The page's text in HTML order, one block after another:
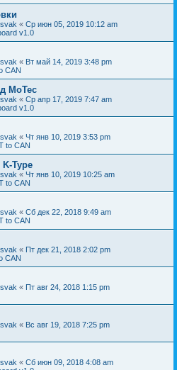
« Ср июн 05, 2019 10:12 am
v1.0
« Вт май 14, 2019 3:48 pm
CAN
MoTec
« Ср апр 17, 2019 7:47 am
v1.0
« Чт янв 10, 2019 3:53 pm
to CAN
Type
« Чт янв 10, 2019 10:25 am
to CAN
« Сб дек 22, 2018 9:49 am
to CAN
« Пт дек 21, 2018 2:02 pm
CAN
« Пт авг 24, 2018 1:15 pm
« Вс авг 19, 2018 7:25 pm
« Сб июн 09, 2018 4:08 am